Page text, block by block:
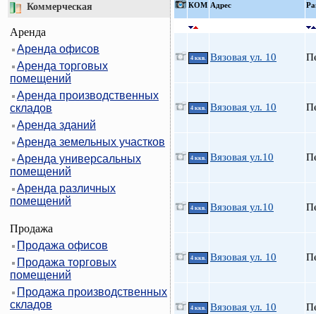
Коммерческая
Аренда
Аренда офисов
Аренда торговых
помещений
Аренда производственных
складов
Аренда зданий
Аренда земельных участков
Аренда универсальных
помещений
Аренда различных
помещений
Продажа
Продажа офисов
Продажа торговых
помещений
Продажа производственных
складов
Петроградский
Пушкинский
КOМ Адрес
4 ккв. Вязовая ул. 10
4 ккв. Вязовая ул. 10
4 ккв. Вязовая ул.10
4 ккв. Вязовая ул.10
4 ккв. Вязовая ул. 10
4 ккв. Вязовая ул. 10